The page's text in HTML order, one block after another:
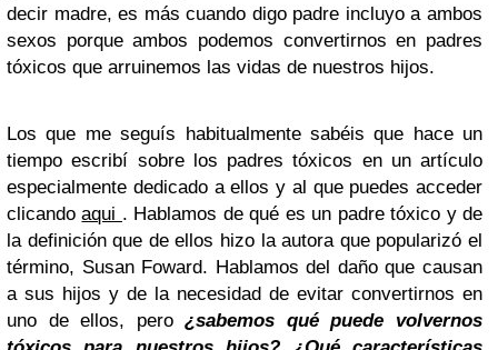
decir madre, es más cuando digo padre incluyo a ambos
sexos porque ambos podemos convertirnos en padres
tóxicos que arruinemos las vidas de nuestros hijos.
Los que me seguís habitualmente sabéis que hace un
tiempo escribí sobre los padres tóxicos en un artículo
especialmente dedicado a ellos y al que puedes acceder
clicandoaqui . Hablamos de qué es un padre tóxico y de
la definición que de ellos hizo la autora que popularizó el
término, Susan Foward. Hablamos del daño que causan
a sus hijos y de la necesidad de evitar convertirnos en
uno de ellos, pero¿sabemos qué puede volvernos